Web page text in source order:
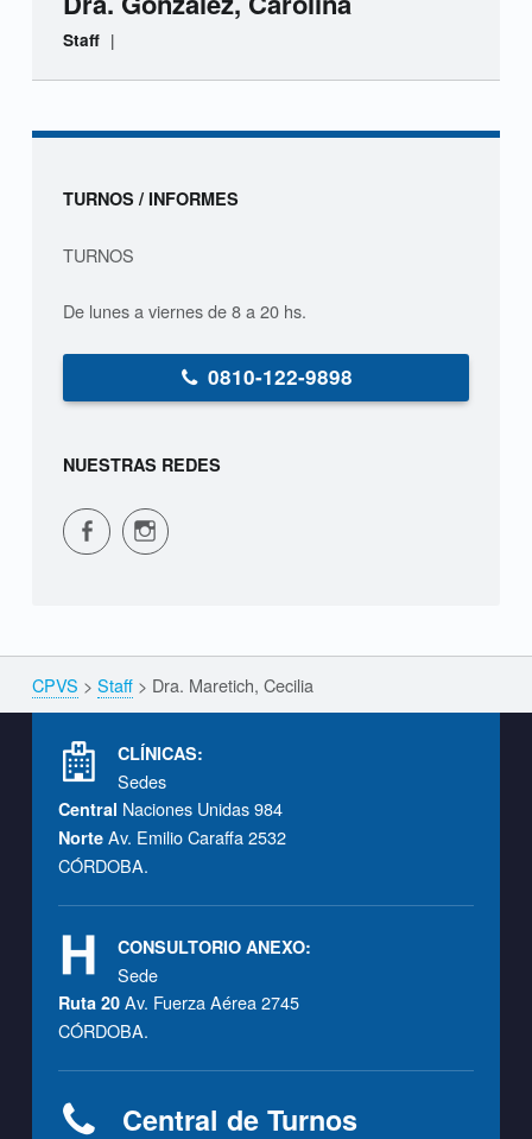
t
i
S
T
Staff |
Sidebar
TURNOS / INFORMES
TURNOS
De lunes a viernes de 8 a 20 hs.
0810-122-9898
NUESTRAS REDES
CPVS en Facebook CPVS en Instagram
Breadcrumbs navigation
CPVS > Staff> Dra. Maretich, Cecilia
CLÍNICAS:
Sedes
Central Naciones Unidas 984
Norte Av. Emilio Caraffa 2532
CÓRDOBA.
CONSULTORIO ANEXO:
Sede
Ruta 20Av. Fuerza Aérea 2745
CÓRDOBA.
Central de Turnos